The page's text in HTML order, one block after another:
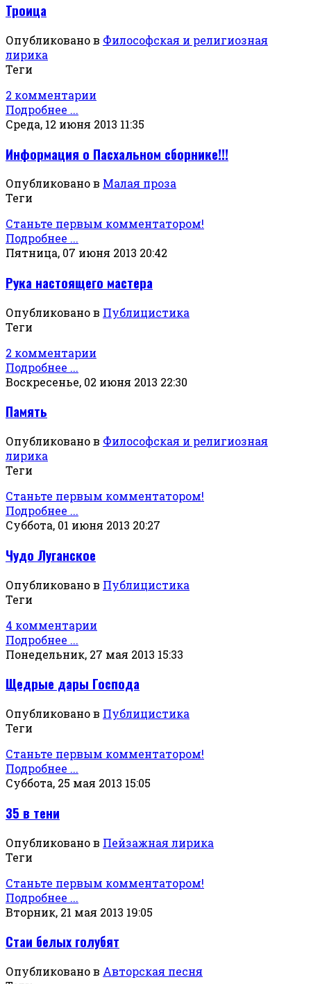
Троица
Опубликовано в Философская и религиозная
лирика
Теги
2 комментарии
Подробнее ...
Среда, 12 июня 2013 11:35
Информация о Пасхальном сборнике!!!
Опубликовано в Малая проза
Теги
Станьте первым комментатором!
Подробнее ...
Пятница, 07 июня 2013 20:42
Рука настоящего мастера
Опубликовано в Публицистика
Теги
2 комментарии
Подробнее ...
Воскресенье, 02 июня 2013 22:30
Память
Опубликовано в Философская и религиозная
лирика
Теги
Станьте первым комментатором!
Подробнее ...
Суббота, 01 июня 2013 20:27
Чудо Луганское
Опубликовано в Публицистика
Теги
4 комментарии
Подробнее ...
Понедельник, 27 мая 2013 15:33
Щедрые дары Господа
Опубликовано в Публицистика
Теги
Станьте первым комментатором!
Подробнее ...
Суббота, 25 мая 2013 15:05
35 в тени
Опубликовано в Пейзажная лирика
Теги
Станьте первым комментатором!
Подробнее ...
Вторник, 21 мая 2013 19:05
Стаи белых голубят
Опубликовано в Авторская песня